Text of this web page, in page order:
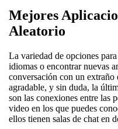
Mejores
Aleatorio
La variedad de opciones
idiomas o encontrar nuevas
conversación con un extraño
agradable, y sin duda, la
son las conexiones entre las
video en los que puedes
ellos tienen salas de chat en